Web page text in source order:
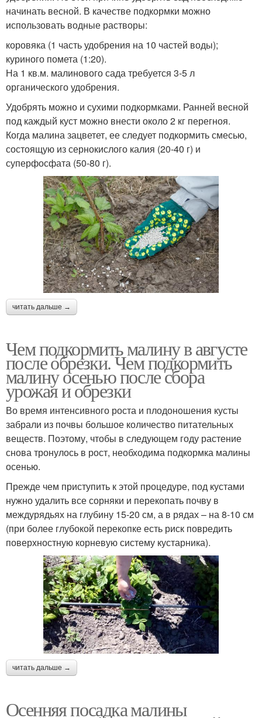
начинать весной. В качестве подкормки можно
использовать водные растворы:
коровяка (1 часть удобрения на 10 частей воды);
куриного помета (1:20).
На 1 кв.м. малинового сада требуется 3-5 л
органического удобрения.
Удобрять можно и сухими подкормками. Ранней весной
под каждый куст можно внести около 2 кг перегноя.
Когда малина зацветет, ее следует подкормить смесью,
состоящую из сернокислого калия (20-40 г) и
суперфосфата (50-80 г).
читать дальше →
Чем подкормить малину в августе
после обрезки. Чем подкормить
малину осенью после сбора
урожая и обрезки
Во время интенсивного роста и плодоношения кусты
забрали из почвы большое количество питательных
веществ. Поэтому, чтобы в следующем году растение
снова тронулось в рост, необходима подкормка малины
осенью.
Прежде чем приступить к этой процедуре, под кустами
нужно удалить все сорняки и перекопать почву в
междурядьях на глубину 15-20 см, а в рядах – на 8-10 см
(при более глубокой перекопке есть риск повредить
поверхностную корневую систему кустарника).
читать дальше →
Осенняя посадка малины